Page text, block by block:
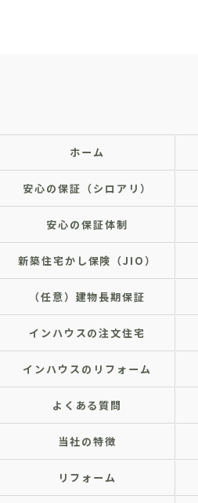
ホーム
安心の保証（シロアリ）
安心の保証体制
新築住宅かし保険（JIO）
（任意）建物長期保証
インハウスの注文住宅
インハウスのリフォーム
よくある質問
当社の特徴
リフォーム